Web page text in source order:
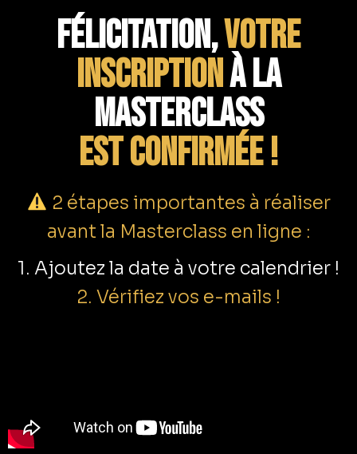
Félicitation,votre
inscriptionà la
masterclass
est confirmée !
2 étapes importantes à réaliser
avant la Masterclass en ligne :
1. Ajoutez la date à votre calendrier !
2. Vérifiez vos e-mails !